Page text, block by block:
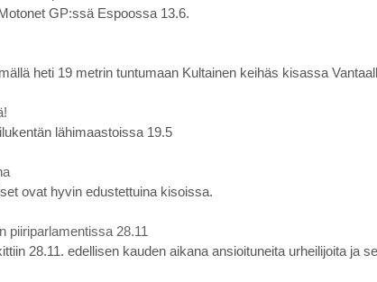
GP:ssä Espoossa 13.6.
heti 19 metrin tuntumaan Kultainen keihäs kisassa
lähimaastoissa 19.5
ovat hyvin edustettuina kisoissa.
piiriparlamentissa 28.11
28.11. edellisen kauden aikana ansioituneita urheilijoita ja